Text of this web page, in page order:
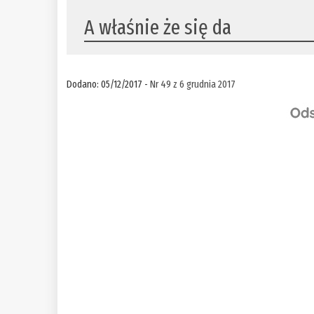
A właśnie że się da
Dodano: 05/12/2017 -Nr 49 z 6 grudnia 2017